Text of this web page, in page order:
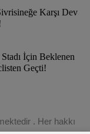
Karşı Dev
İçin Beklenen
Geçti!
. Her hakkı